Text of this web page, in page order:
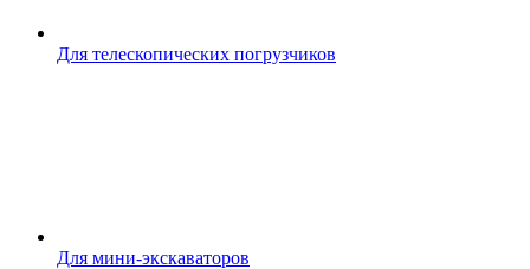
Для телескопических погрузчиков
Для мини-экскаваторов